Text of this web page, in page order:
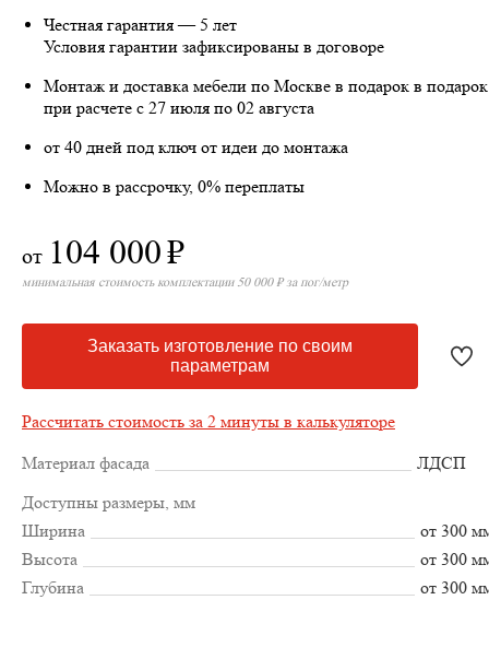
Честная гарантия — 5 лет
Условия гарантии зафиксированы в договоре
Монтаж и доставка мебели по Москве в подарок в подарок
при расчете с 27 июля по 02 августа
от 40 дней под ключ от идеи до монтажа
Можно в рассрочку, 0% переплаты
от 104 000₽
минимальная стоимость комплектации 50 000 ₽ за пог/метр
Заказать изготовление по своим
параметрам
Рассчитать стоимость за 2 минуты в калькуляторе
Материал фасада
ЛДСП
Доступны размеры, мм
Ширина
от 300
Высота
от 300
Глубина
от 300